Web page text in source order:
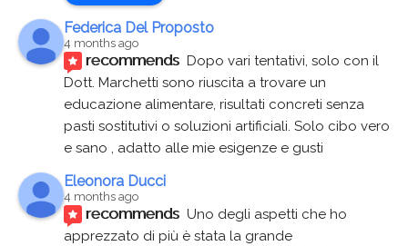
Federica Del Proposto
4 months ago
recommends Dopo vari tentativi, solo con il
Dott. Marchetti sono riuscita a trovare un
educazione alimentare, risultati concreti senza
pasti sostitutivi o soluzioni artificiali. Solo cibo vero
e sano , adatto alle mie esigenze e gusti
Eleonora Ducci
4 months ago
recommends Uno degli aspetti che ho
apprezzato di più è stata la grande